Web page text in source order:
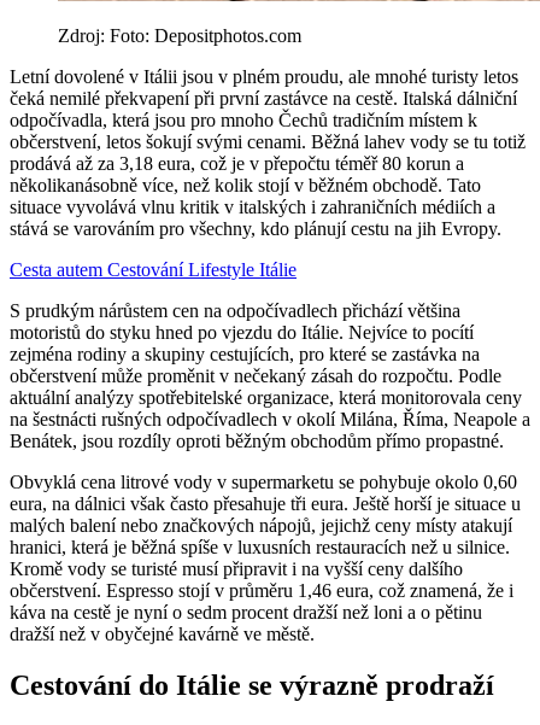
Zdroj: Foto: Depositphotos.com
Letní dovolené v Itálii jsou v plném proudu, ale mnohé turisty letos
čeká nemilé překvapení při první zastávce na cestě. Italská dálniční
odpočívadla, která jsou pro mnoho Čechů tradičním místem k
občerstvení, letos šokují svými cenami. Běžná lahev vody se tu totiž
prodává až za 3,18 eura, což je v přepočtu téměř 80 korun a
několikanásobně více, než kolik stojí v běžném obchodě. Tato
situace vyvolává vlnu kritik v italských i zahraničních médiích a
stává se varováním pro všechny, kdo plánují cestu na jih Evropy.
Cesta autem CestováníLifestyle Itálie
S prudkým nárůstem cen na odpočívadlech přichází většina
motoristů do styku hned po vjezdu do Itálie. Nejvíce to pocítí
zejména rodiny a skupiny cestujících, pro které se zastávka na
občerstvení může proměnit v nečekaný zásah do rozpočtu. Podle
aktuální analýzy spotřebitelské organizace, která monitorovala ceny
na šestnácti rušných odpočívadlech v okolí Milána, Říma, Neapole a
Benátek, jsou rozdíly oproti běžným obchodům přímo propastné.
Obvyklá cena litrové vody v supermarketu se pohybuje okolo 0,60
eura, na dálnici však často přesahuje tři eura. Ještě horší je situace u
malých balení nebo značkových nápojů, jejichž ceny místy atakují
hranici, která je běžná spíše v luxusních restauracích než u silnice.
Kromě vody se turisté musí připravit i na vyšší ceny dalšího
občerstvení. Espresso stojí v průměru 1,46 eura, což znamená, že i
káva na cestě je nyní o sedm procent dražší než loni a o pětinu
dražší než v obyčejné kavárně ve městě.
Cestování do Itálie se výrazně prodraží